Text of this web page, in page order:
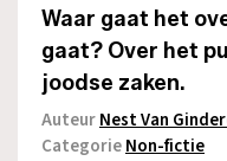
Waar gaat het
gaat? Over het
joodse zaken.
AuteurNest Van
CategorieNon-fictie